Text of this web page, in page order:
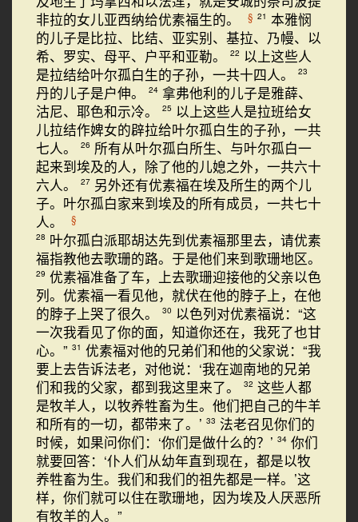
非拉的女儿亚西纳给优素福生的。
§ 21 本雅悯
的儿子是比拉、比结、亚实别、基拉、乃幔、以
希、罗实、母平、户平和亚勒。
22 以上这些人
是拉结给叶尔孤白生的子孙，一共十四人。
23
丹的儿子是户伸。 24 拿弗他利的儿子是雅薛、
沽尼、耶色和示冷。
25 以上这些人是拉班给女
儿拉结作婢女的辟拉给叶尔孤白生的子孙，一共
七人。
26 所有从叶尔孤白所生、与叶尔孤白一
起来到埃及的人，除了他的儿媳之外，一共六十
六人。
27 另外还有优素福在埃及所生的两个儿
子。叶尔孤白家来到埃及的所有成员，一共七十
人。
§
28 叶尔孤白派耶胡达先到优素福那里去，请优素
福指教他去歌珊的路。于是他们来到歌珊地区。
29 优素福准备了车，上去歌珊迎接他的父亲以色
列。优素福一看见他，就伏在他的脖子上，在他
的脖子上哭了很久。
30 以色列对优素福说：“这
一次我看见了你的面，知道你还在，我死了也甘
心。” 31 优素福对他的兄弟们和他的父家说：“我
要上去告诉法老，对他说：‘我在迦南地的兄弟
们和我的父家，都到我这里来了。
32 这些人都
是牧羊人，以牧养牲畜为生。他们把自己的牛羊
和所有的一切，都带来了。’ 33 法老召见你们的
时候，如果问你们：‘你们是做什么的？’ 34 你们
就要回答：‘仆人们从幼年直到现在，都是以牧
养牲畜为生。我们和我们的祖先都是一样。’这
样，你们就可以住在歌珊地，因为埃及人厌恶所
有牧羊的人。”